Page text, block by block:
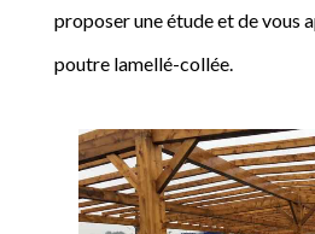
proposer une étude et de vous
poutre lamellé-collée.